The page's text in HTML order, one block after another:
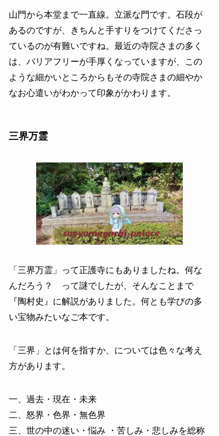
山門から本堂まで一直線。立派な門です。石段が
あるのですが、きちんと手すりをつけてくださっ
ているのが有難いですね。最近の寺院さまの多く
は、バリアフリーが手厚くなっていますが、この
ような細かいところからもその寺院さまの細やか
なお心遣いがわかって印象がかわります。
三界万霊
「三界万霊」って正護寺にもありましたね。何な
んだろう？ って謎でしたが、そんなことまで
『陶村史』に解説がありました。何とも学びの多
い宝物みたいなご本です。
「三界」とは何を指すか、については色々な考え
方があります。
一、過去・現在・未来
二、怒界・色界・無色界
三、世の中の迷い・悩み ・苦しみ・悲しみを総称